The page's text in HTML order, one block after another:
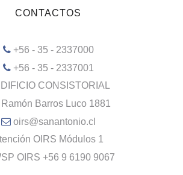
CONTACTOS
+56 - 35 - 2337000
+56 - 35 - 2337001
CONSISTORIAL
Ramón Barros Luco 1881
oirs@sanantonio.cl
OIRS Módulos 1
OIRS +56 9 6190 9067